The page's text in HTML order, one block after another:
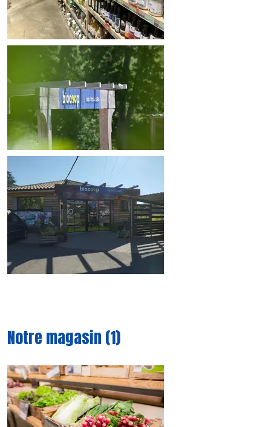
Notre magasin (1)